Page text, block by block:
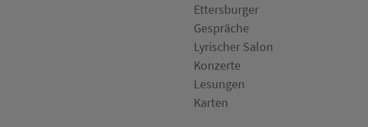
Ettersburger
Gespräche
Lyrischer Salon
Konzerte
Lesungen
Karten